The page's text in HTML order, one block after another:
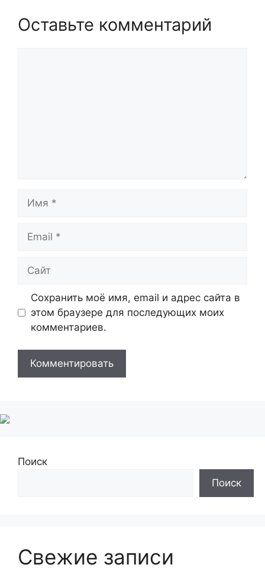
Оставьте комментарий
Сохранить моё имя, email и адрес сайта в
этом браузере для последующих моих
комментариев.
Поиск
Поиск
Свежие записи